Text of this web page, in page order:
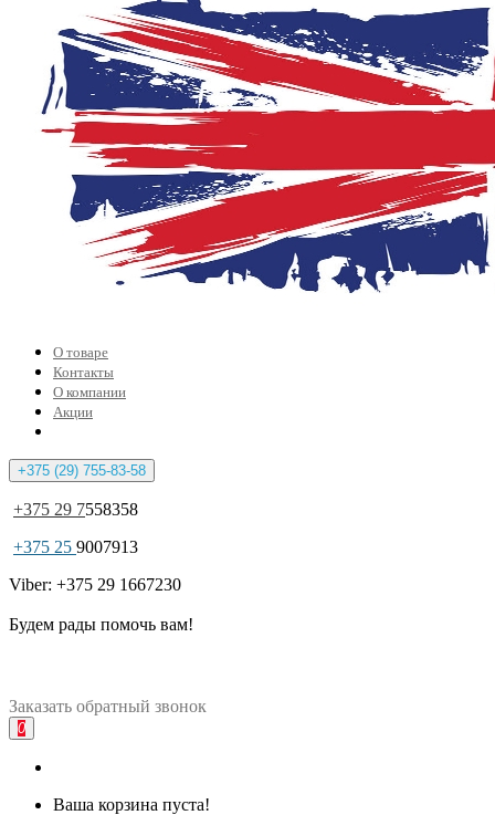
О товаре
Контакты
О компании
Акции
+375 (29) 755-83-58
+375 29 7558358
+375 25 9007913
Viber: +375 29 1667230
Будем рады помочь вам!
Заказать обратный звонок
0
Ваша корзина пуста!